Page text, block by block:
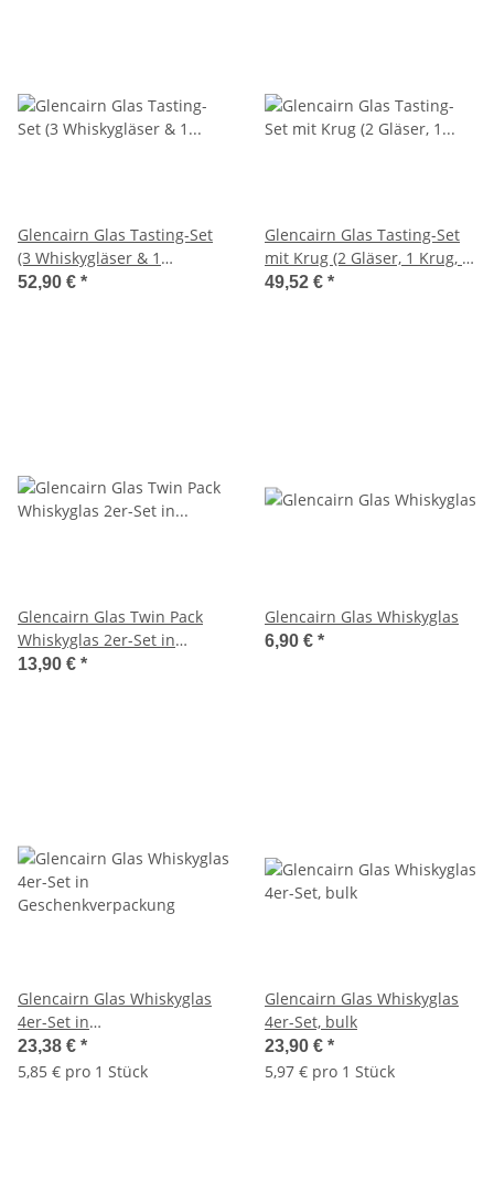
Glencairn Glas Tasting-Set
(3 Whiskygläser & 1
Holztablett)
52,90 € *
Glencairn Glas Tasting-Set
mit Krug (2 Gläser, 1 Krug, 1
Holztablett)
49,52 € *
Glencairn Glas Twin Pack
Whiskyglas 2er-Set in
Geschenkverpackung
13,90 € *
Glencairn Glas Whiskyglas
6,90 € *
Glencairn Glas Whiskyglas
4er-Set in
Geschenkverpackung
23,38 € *
5,85 € pro 1 Stück
Glencairn Glas Whiskyglas
4er-Set, bulk
23,90 € *
5,97 € pro 1 Stück